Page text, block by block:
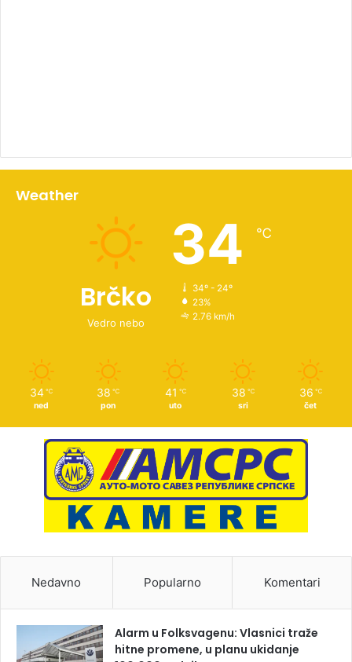
Weather
Brčko
Vedro nebo
34 ℃
34º - 24º
23%
2.76 km/h
34 ℃
ned
38 ℃
pon
41 ℃
uto
38 ℃
sri
36 ℃
čet
Nedavno Popularno Komentari
Alarm u Folksvagenu: Vlasnici traže
hitne promene, u planu ukidanje